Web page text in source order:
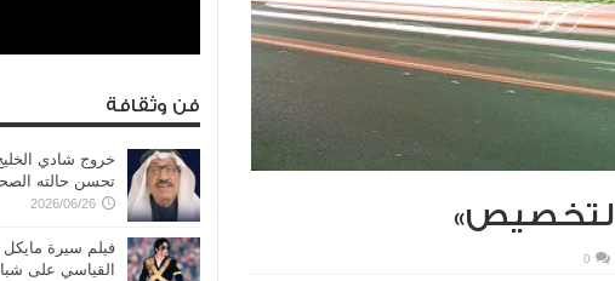
التخصيص»
0
فن وثقافة
خروج شادي
تحسن حالته
2026/06/26
فيلم سيرة
القياسي على